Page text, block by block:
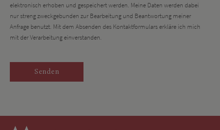
elektronisch erhoben und gespeichert werden. Meine Daten werden dabei
nur streng zweckgebunden zur Bearbeitung und Beantwortung meiner
Anfrage benutzt. Mit dem Absenden des Kontaktformulars erkläre ich mich
mit der Verarbeitung einverstanden.